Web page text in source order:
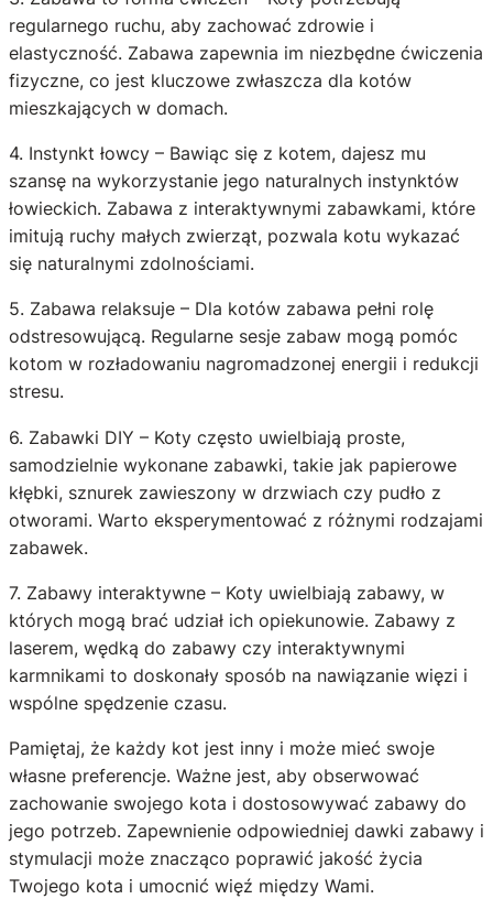
regularnego ruchu, aby zachować zdrowie i
elastyczność. Zabawa zapewnia im niezbędne ćwiczenia
fizyczne, co jest kluczowe zwłaszcza dla kotów
mieszkających w domach.
4. Instynkt łowcy – Bawiąc się z kotem, dajesz mu
szansę na wykorzystanie jego naturalnych instynktów
łowieckich. Zabawa z interaktywnymi zabawkami, które
imitują ruchy małych zwierząt, pozwala kotu wykazać
się naturalnymi zdolnościami.
5. Zabawa relaksuje – Dla kotów zabawa pełni rolę
odstresowującą. Regularne sesje zabaw mogą pomóc
kotom w rozładowaniu nagromadzonej energii i redukcji
stresu.
6. Zabawki DIY – Koty często uwielbiają proste,
samodzielnie wykonane zabawki, takie jak papierowe
kłębki, sznurek zawieszony w drzwiach czy pudło z
otworami. Warto eksperymentować z różnymi rodzajami
zabawek.
7. Zabawy interaktywne – Koty uwielbiają zabawy, w
których mogą brać udział ich opiekunowie. Zabawy z
laserem, wędką do zabawy czy interaktywnymi
karmnikami to doskonały sposób na nawiązanie więzi i
wspólne spędzenie czasu.
Pamiętaj, że każdy kot jest inny i może mieć swoje
własne preferencje. Ważne jest, aby obserwować
zachowanie swojego kota i dostosowywać zabawy do
jego potrzeb. Zapewnienie odpowiedniej dawki zabawy i
stymulacji może znacząco poprawić jakość życia
Twojego kota i umocnić więź między Wami.